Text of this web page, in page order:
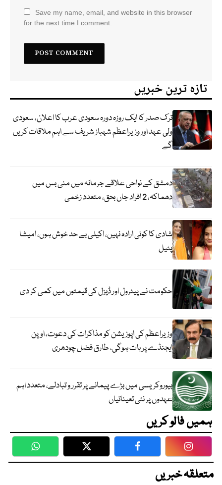
Save my name, email, and website in this browser
for the next time I comment.
تازہ ترین خبریں
ترک صدر کا ایک روزہ دورہ سعودی عرب کا اعلان، سعودی
ولی عہد اور وزیراعظم شہباز شریف سے اہم ملاقات کریں
گے
دمشق کے نواحی علاقے جرمانہ میں منی بس میں
دھماکہ، 2 افراد جاں بحق، متعدد زخمی
شادی کا کوئی ارادہ نہیں، اکیلی بے حد خوش ہوں، امیشا
پٹیل
حکومت نے پیٹرول اور ڈیزل کی قیمتوں میں کمی کر دی
وزیراعظم کی اپوزیشن کو مذاکرات کی دعوت، اوپن
ایجنڈے پر بات ہوگی، طارق فضل چودھری
بیوروکریسی میں بڑے پیمانے پر تقرر و تبادلے، متعدد اہم
عہدوں پر نئی تعیناتیاں
ہمیں فالو کریں
WhatsApp Twitter Facebook
متعلقہ خبریں